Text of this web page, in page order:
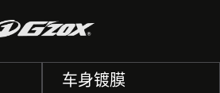
车身镀膜